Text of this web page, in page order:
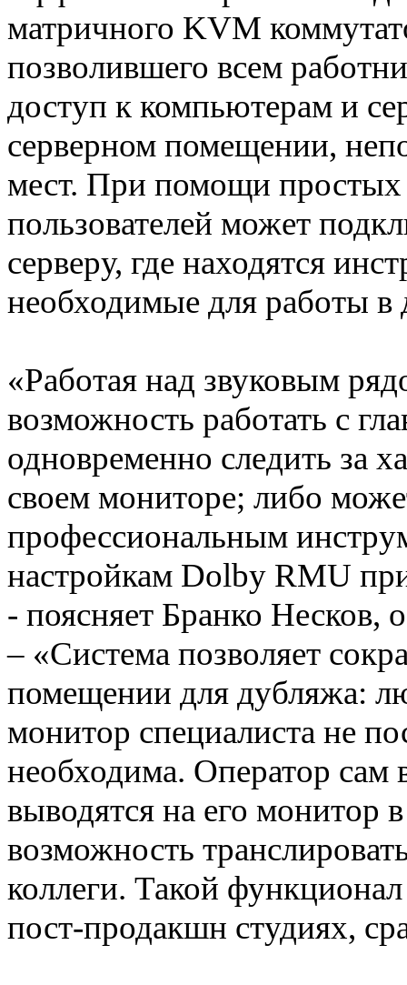
матричного KVM
позволившего всем
доступ к компьютерам и
серверном помещении,
мест. При помощи
пользователей может
серверу, где находятся
необходимые для работы
«Работая над звуковым
возможность работать с
одновременно следить за
своем мониторе; либо
профессиональным
настройкам Dolby RMU
- поясняет Бранко Несков,
– «Система позволяет
помещении для дубляжа:
монитор специалиста не
необходима. Оператор
выводятся на его монитор
возможность
коллеги. Такой
пост-продакшн студиях,